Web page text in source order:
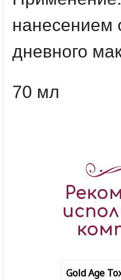
нанесением
дневного
70 мл
Gold Age